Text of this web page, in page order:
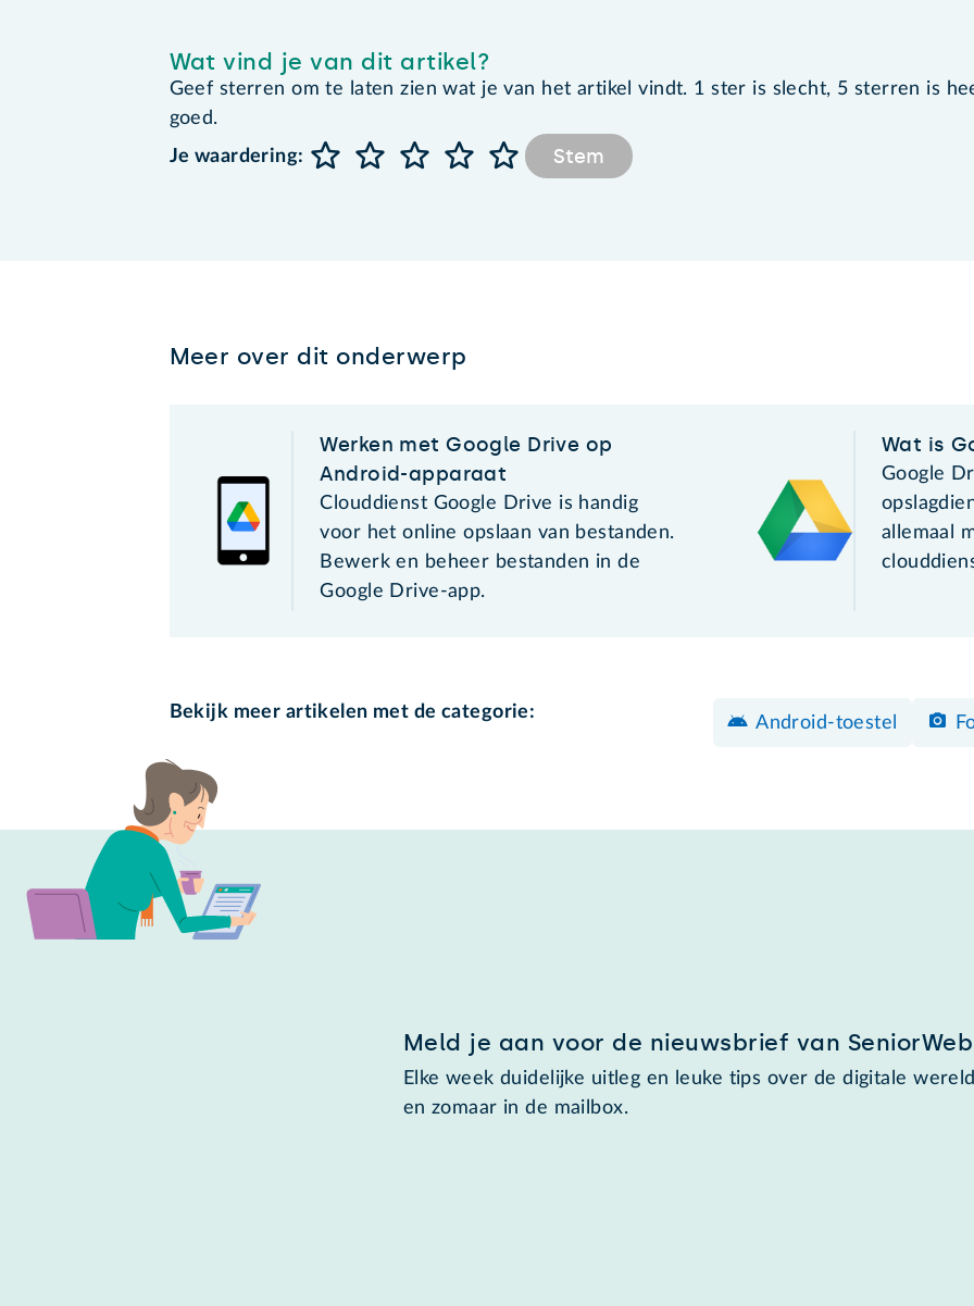
Wat vind je van dit artikel?
Geef sterren om te laten zien wat je van het artikel vindt. 1 ster is slecht, 5 sterren is
goed.
Je waardering:
Stem
Meer over dit onderwerp
Werken met Google Drive op
Android-apparaat
Clouddienst Google Drive is handig
voor het online opslaan van bestanden.
Bewerk en beheer bestanden in de
Google Drive-app.
Wat is
Google
allemaal
Bekijk meer artikelen met de categorie:
Android-toestel
Meld je aan voor de nieuwsbrief van SeniorWeb
Elke week duidelijke uitleg en leuke tips over de digitale
en zomaar in de mailbox.